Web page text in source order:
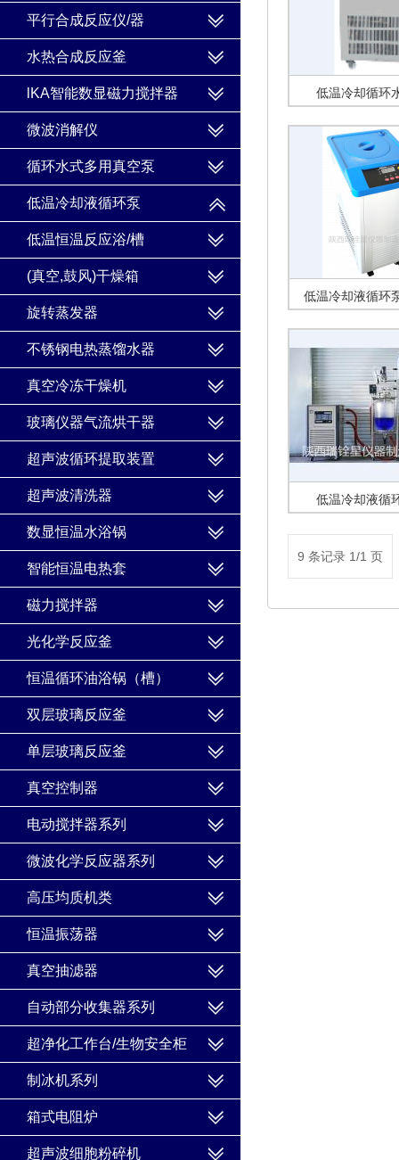
低温冷却循环
低温冷却液循环
低温冷却液循
9 条记录 1/1 页
平行合成反应仪/器
水热合成反应釜
lKA智能数显磁力搅拌器
微波消解仪
循环水式多用真空泵
低温冷却液循环泵
低温恒温反应浴/槽
(真空,鼓风)干燥箱
旋转蒸发器
不锈钢电热蒸馏水器
真空冷冻干燥机
玻璃仪器气流烘干器
超声波循环提取装置
超声波清洗器
数显恒温水浴锅
智能恒温电热套
磁力搅拌器
光化学反应釜
恒温循环油浴锅（槽）
双层玻璃反应釜
单层玻璃反应釜
真空控制器
电动搅拌器系列
微波化学反应器系列
高压均质机类
恒温振荡器
真空抽滤器
自动部分收集器系列
超净化工作台/生物安全柜
制冰机系列
箱式电阻炉
超声波细胞粉碎机